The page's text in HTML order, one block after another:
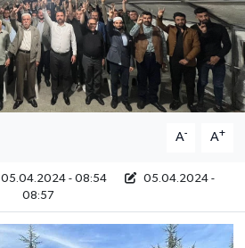
A- A+
05.04.2024 - 08:54
05.04.2024 -
08:57